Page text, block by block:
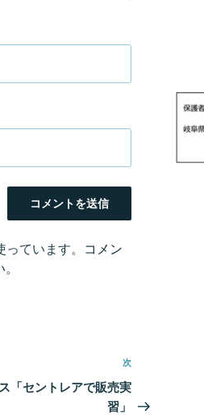
ています。
コメン
。
次
の
投
次
「セントレアで販売実
習」